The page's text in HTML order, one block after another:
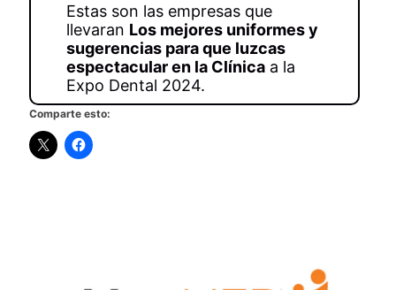
Estas son las empresas que
llevaran Los mejores uniformes y
sugerencias para que luzcas
espectacular en la Clínica a la
Expo Dental 2024.
Comparte esto: